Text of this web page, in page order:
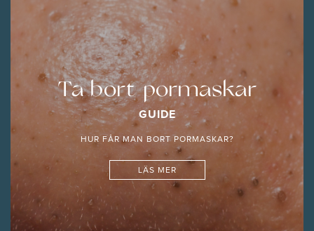
Ta bort pormaskar
GUIDE
HUR FÅR MAN BORT PORMASKAR?
LÄS MER